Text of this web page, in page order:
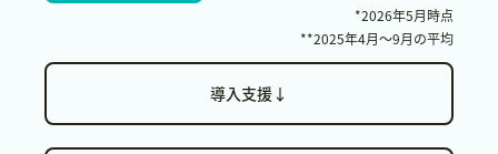
*2026年5月時点
**2025年4月〜9月の平均
導入支援↓